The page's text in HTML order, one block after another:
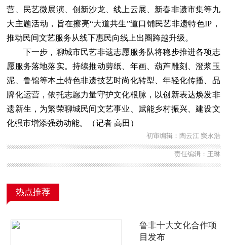
营、民艺微展演、创新沙龙、线上云展、新春非遗市集等九
大主题活动，旨在擦亮“大道共生”道口铺民艺非遗特色IP，
推动民间文艺服务从线下惠民向线上出圈跨越升级。
下一步，聊城市民艺非遗志愿服务队将稳步推进各项志
愿服务落地落实。持续推动剪纸、年画、葫芦雕刻、澄浆玉
泥、鲁锦等本土特色非遗技艺时尚化转型、年轻化传播、品
牌化运营，依托志愿力量守护文化根脉，以创新表达焕发非
遗新生，为繁荣聊城民间文艺事业、赋能乡村振兴、建设文
化强市增添强劲动能。（记者高田 ）
初审编辑：陶云江 窦永浩
责任编辑：王琳
热点推荐
鲁非十大文化合作项
目发布